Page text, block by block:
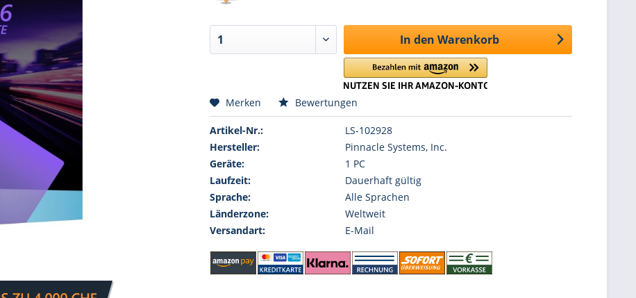
In den Warenkorb
Merken Bewertungen
Artikel-Nr.:
LS-102928
Hersteller:
Pinnacle Systems, Inc.
Geräte:
1 PC
Laufzeit:
Dauerhaft gültig
Sprache:
Alle Sprachen
Länderzone:
Weltweit
Versandart:
E-Mail